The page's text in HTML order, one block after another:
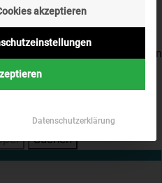
(3h)
Verbindung zwischen
Dachau beleuchtet. Dabei
bekannter Häftlinge aus dem
Suchen
akzeptieren
Datenschutzerklärung